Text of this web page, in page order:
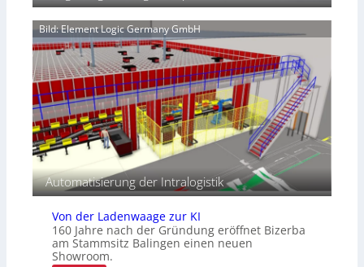
e
r
h
l
t
l
i
c
h
r
z
f
r
i
s
t
i
e
E
n
s
ä
t
Bild: Element Logic Germany GmbH
Automatisierung der Intralogistik
Von der Ladenwaage zur KI
160 Jahre nach der Gründung eröffnet Bizerba
am Stammsitz Balingen einen neuen
Showroom.